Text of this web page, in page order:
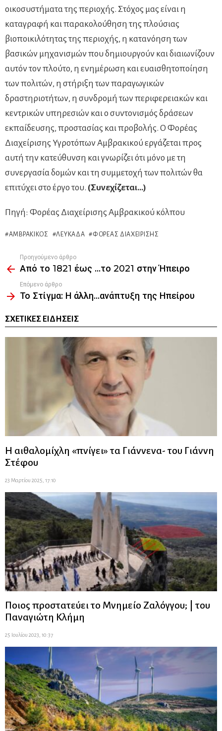
οικοσυστήματα της περιοχής. Στόχος μας είναι η
καταγραφή και παρακολούθηση της πλούσιας
βιοποικιλότητας της περιοχής, η κατανόηση των
βασικών μηχανισμών που δημιουργούν και διαιωνίζουν
αυτόν τον πλούτο, η ενημέρωση και ευαισθητοποίηση
των πολιτών, η στήριξη των παραγωγικών
δραστηριοτήτων, η συνδρομή των περιφερειακών και
κεντρικών υπηρεσιών και ο συντονισμός δράσεων
εκπαίδευσης, προστασίας και προβολής. Ο Φορέας
Διαχείρισης Υγροτόπων Αμβρακικού εργάζεται προς
αυτή την κατεύθυνση και γνωρίζει ότι μόνο με τη
συνεργασία δομών και τη συμμετοχή των πολιτών θα
επιτύχει στο έργο του. (Συνεχίζεται…)
Πηγή: Φορέας Διαχείρισης Αμβρακικού κόλπου
ΑΜΒΡΑΚΙΚΌΣ ΛΕΥΚΆΔΑ ΦΟΡΈΑΣ ΔΙΑΧΕΊΡΙΣΗΣ
more
Προηγούμενο άρθρο
Από το 1821 έως …το 2021 στην Ήπειρο
Επόμενο άρθρο
Το Στίγμα: Η άλλη…ανάπτυξη της Ηπείρου
ΣΧΕΤΙΚΈΣ ΕΙΔΉΣΕΙΣ
Η αιθαλομίχλη «πνίγει» τα Γιάννενα- του Γιάννη
Στέφου
23 Μαρτίου 2025, 17:10
Ποιος προστατεύει το Μνημείο Ζαλόγγου; | του
Παναγιώτη Κλήμη
25 Ιουλίου 2023, 10:37